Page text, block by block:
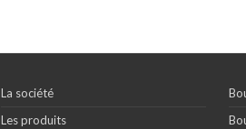
La société
Les produits